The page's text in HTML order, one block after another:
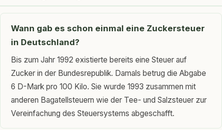
Wann gab es schon einmal eine Zuckersteuer
in Deutschland?
Bis zum Jahr 1992 existierte bereits eine Steuer auf
Zucker in der Bundesrepublik. Damals betrug die Abgabe
6 D-Mark pro 100 Kilo. Sie wurde 1993 zusammen mit
anderen Bagatellsteuern wie der Tee- und Salzsteuer zur
Vereinfachung des Steuersystems abgeschafft.